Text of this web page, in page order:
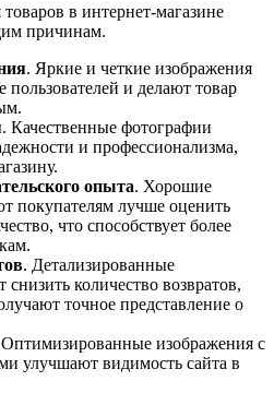
в интернет-магазине
причинам.
. Яркие и четкие изображения
и делают товар
. Качественные фотографии
и профессионализма,
опыта. Хорошие
покупателям лучше оценить
что способствует более
. Детализированные
количество возвратов,
точное представление о
изображения с
улучшают видимость сайта в